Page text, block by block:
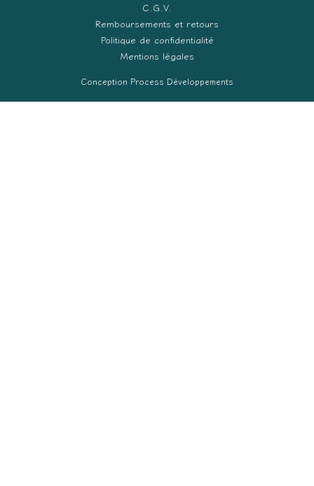
C.G.V.
Remboursements et retours
Politique de confidentialité
Mentions légales
Conception Process Développements